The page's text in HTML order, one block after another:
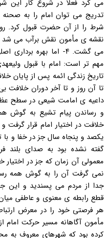
می کرد فعلاً در شروع کار
تدریج می توان امام را به
شرط را از آن حضرت قبول کرد.
نقشه ی مأمون نقش برآب می شد
می گشت. ۴- اما بهره
مهم تر است: امام با قبول
تاریخ زندگی ائمه پس از پایان
تا آن روز و تا آخر دوران خلافت
داعیه ی امامت شیعی در سطح
و رساندن پیام تشیع به گوش
خلافت در اختیار امام قرار
یکصد و پنجاه سال جز در خفا و
گفته نشده بود به صدای بلند
معمولی آن زمان که جز در اختیار
جدا از مردم می پسندید و این
قطع رابطه ی معنوی و عاطفی
هر فرصتی خود را در معرض
مأمون آگاهانه مسیر حرکت امام
کرده بود که شهرهای معروف به